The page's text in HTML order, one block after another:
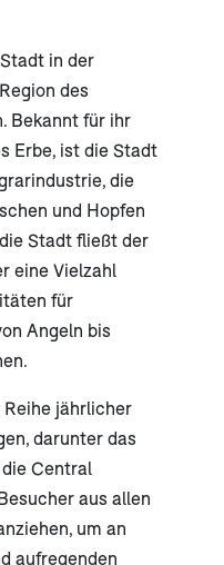
in der
des
Bekannt für ihr
Erbe, ist die Stadt
die
und Hopfen
Stadt fließt der
eine Vielzahl
für
Angeln bis
jährlicher
darunter das
Central
aus allen
um an
aufregenden